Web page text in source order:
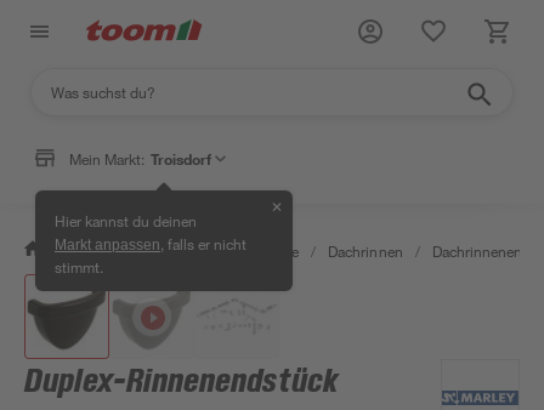
Mein Markt: Troisdorf
Hier kannst du deinen
Markt anpassen , falls er nicht
stimmt.
✕
/ Bauen & Renovieren / Baustoffe / Dachrinnen /
Duplex-Rinnenendstück